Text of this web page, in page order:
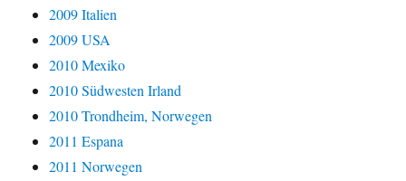
2009 Italien
2009 USA
2010 Mexiko
2010 Südwesten Irland
2010 Trondheim, Norwegen
2011 Espana
2011 Norwegen